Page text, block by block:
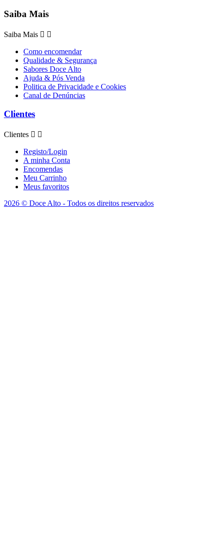
Saiba Mais
Saiba Mais  
Como encomendar
Qualidade & Segurança
Sabores Doce Alto
Ajuda & Pós Venda
Politica de Privacidade e Cookies
Canal de Denúncias
Clientes
Clientes  
Registo/Login
A minha Conta
Encomendas
Meu Carrinho
Meus favoritos
2026 © Doce Alto - Todos os direitos reservados